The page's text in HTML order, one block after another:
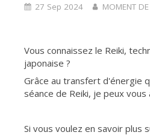
27 Sep 2024 MOMENT DE
Vous connaissez le Reiki,
japonaise ?
Grâce au transfert d'énergie
séance de Reiki, je peux vous
Si vous voulez en savoir plus